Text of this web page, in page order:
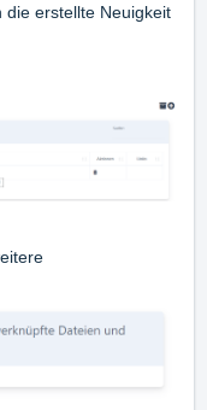
die erstellte Neuigkeit